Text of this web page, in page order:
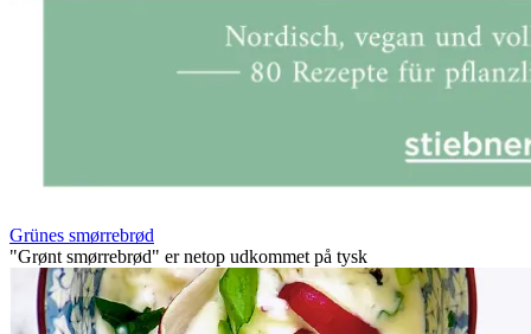
Grünes smørrebrød
"Grønt smørrebrød" er netop udkommet på tysk